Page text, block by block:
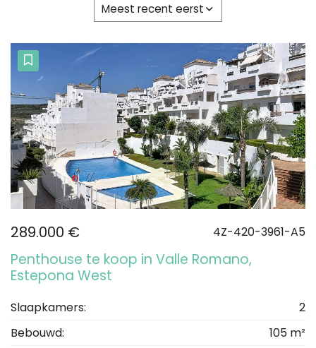
Meest recent eerst
289.000 € 4Z-420-3961-A5
Penthouse te koop in Valle Romano,
Estepona West
Slaapkamers:
2
Bebouwd:
105 m²